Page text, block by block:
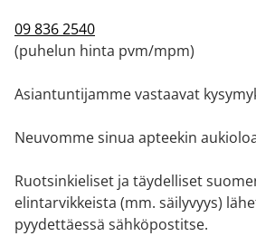
09 836 2540
(puhelun hinta pvm/mpm)
Asiantuntijamme vastaavat
Neuvomme sinua apteekin
Ruotsinkieliset ja täydelliset
elintarvikkeista (mm. säilyvyys)
pyydettäessä sähköpostitse.